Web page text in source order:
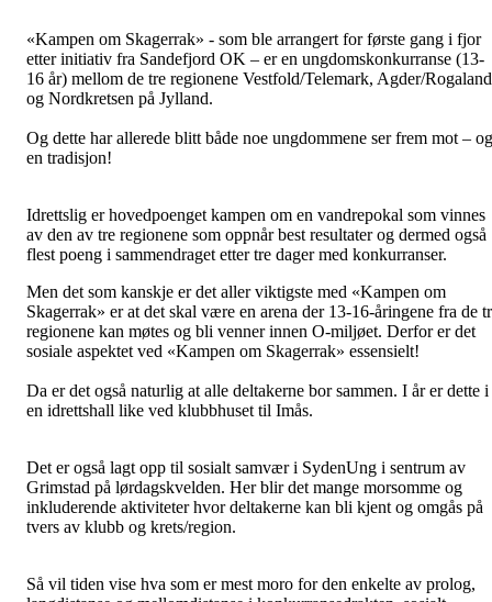
«Kampen om Skagerrak» - som ble arrangert for første gang i fjor
etter initiativ fra Sandefjord OK – er en ungdomskonkurranse (13-
16 år) mellom de tre regionene Vestfold/Telemark, Agder/Rogaland
og Nordkretsen på Jylland.
Og dette har allerede blitt både noe ungdommene ser frem mot – og
en tradisjon!
Idrettslig er hovedpoenget kampen om en vandrepokal som vinnes
av den av tre regionene som oppnår best resultater og dermed også
flest poeng i sammendraget etter tre dager med konkurranser.
Men det som kanskje er det aller viktigste med «Kampen om
Skagerrak» er at det skal være en arena der 13-16-åringene fra de
regionene kan møtes og bli venner innen O-miljøet. Derfor er det
sosiale aspektet ved «Kampen om Skagerrak» essensielt!
Da er det også naturlig at alle deltakerne bor sammen. I år er dette i
en idrettshall like ved klubbhuset til Imås.
Det er også lagt opp til sosialt samvær i SydenUng i sentrum av
Grimstad på lørdagskvelden. Her blir det mange morsomme og
inkluderende aktiviteter hvor deltakerne kan bli kjent og omgås på
tvers av klubb og krets/region.
Så vil tiden vise hva som er mest moro for den enkelte av prolog,